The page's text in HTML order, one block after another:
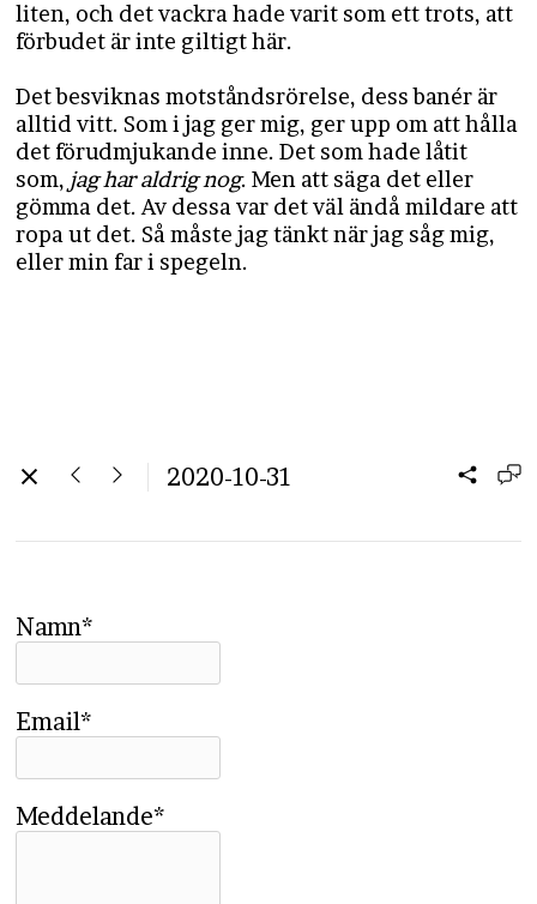
liten, och det vackra hade varit som ett trots, att
förbudet är inte giltigt här.
Det besviknas motståndsrörelse, dess banér är
alltid vitt. Som i jag ger mig, ger upp om att hålla
det förudmjukande inne. Det som hade låtit
som, jag har aldrig nog. Men att säga det eller
gömma det. Av dessa var det väl ändå mildare att
ropa ut det. Så måste jag tänkt när jag såg mig,
eller min far i spegeln.
2020-10-31
Namn*
Email*
Meddelande*